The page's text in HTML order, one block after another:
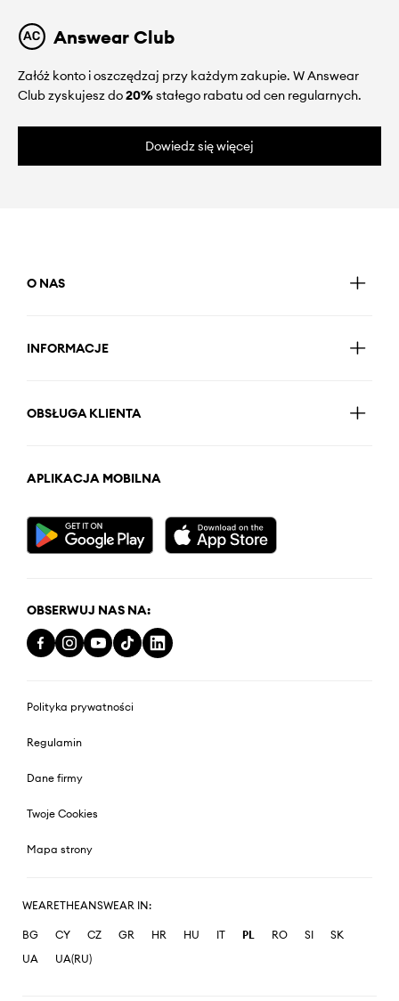
Answear Club
Załóż konto i oszczędzaj przy każdym zakupie. W Answear
Club zyskujesz do20%stałego rabatu od cen regularnych.
Dowiedz się więcej
O NAS
INFORMACJE
OBSŁUGA KLIENTA
APLIKACJA MOBILNA
OBSERWUJ NAS NA:
Polityka prywatności
Regulamin
Dane firmy
Twoje Cookies
Mapa strony
WEARETHEANSWEAR IN:
BG CY CZ GR HR HU IT PL RO SI
SK
UA
UA(RU)